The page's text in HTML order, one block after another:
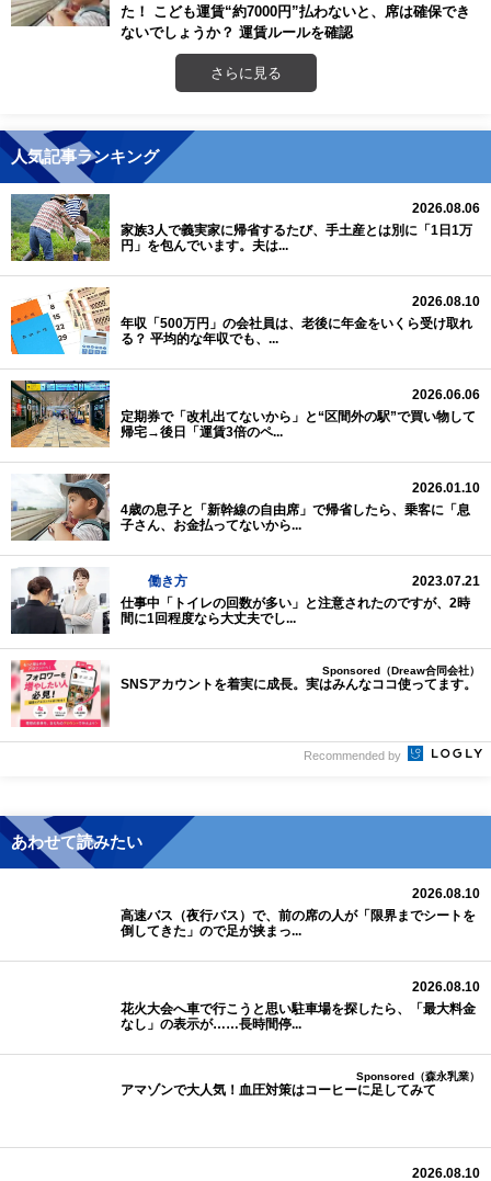
た！ こども運賃“約7000円”払わないと、席は確保でき
ないでしょうか？ 運賃ルールを確認
さらに見る
人気記事ランキング
2026.08.06
家族3人で義実家に帰省するたび、手土産とは別に「1日1万
円」を包んでいます。夫は...
2026.08.10
年収「500万円」の会社員は、老後に年金をいくら受け取れ
る？ 平均的な年収でも、...
2026.06.06
定期券で「改札出てないから」と“区間外の駅”で買い物して
帰宅→後日「運賃3倍のペ...
2026.01.10
4歳の息子と「新幹線の自由席」で帰省したら、乗客に「息
子さん、お金払ってないから...
働き方
2023.07.21
仕事中「トイレの回数が多い」と注意されたのですが、2時
間に1回程度なら大丈夫でし...
Sponsored（Dreaw合同会社）
SNSアカウントを着実に成長。実はみんなココ使ってます。
Recommended by
あわせて読みたい
2026.08.10
高速バス（夜行バス）で、前の席の人が「限界までシートを
倒してきた」ので足が挟まっ...
2026.08.10
花火大会へ車で行こうと思い駐車場を探したら、「最大料金
なし」の表示が……長時間停...
Sponsored（森永乳業）
アマゾンで大人気！血圧対策はコーヒーに足してみて
2026.08.10